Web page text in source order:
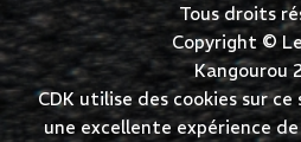
Tous droits
Copyright ©
Kangourou
CDK utilise des cookies sur
une excellente expérience